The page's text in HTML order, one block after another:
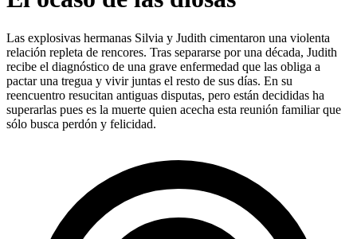
Las explosivas hermanas Silvia y Judith cimentaron una violenta
relación repleta de rencores. Tras separarse por una década, Judith
recibe el diagnóstico de una grave enfermedad que las obliga a
pactar una tregua y vivir juntas el resto de sus días. En su
reencuentro resucitan antiguas disputas, pero están decididas ha
superarlas pues es la muerte quien acecha esta reunión familiar que
sólo busca perdón y felicidad.